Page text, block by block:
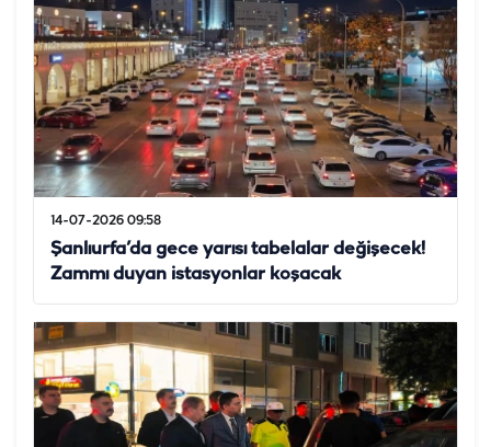
14-07-2026 09:58
Şanlıurfa’da gece yarısı tabelalar değişecek!
Zammı duyan istasyonlar koşacak